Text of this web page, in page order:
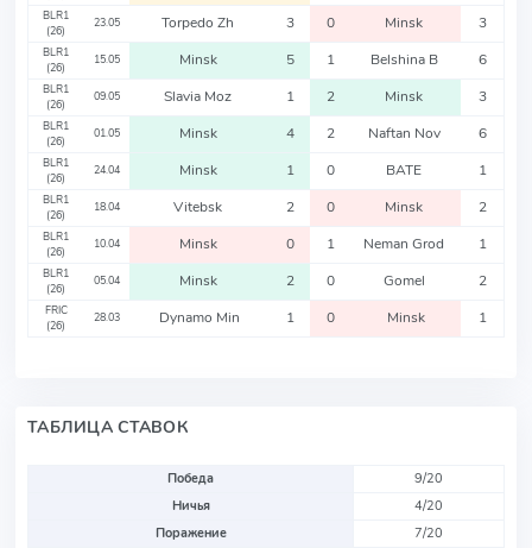
BLR1
(26)
23.05 Torpedo Zh 3 0 Minsk 3
BLR1
(26)
15.05 Minsk 5 1 Belshina B 6
BLR1
(26)
09.05 Slavia Moz 1 2 Minsk 3
BLR1
(26)
01.05 Minsk 4 2 Naftan Nov 6
BLR1
(26)
24.04 Minsk 1 0 BATE 1
BLR1
(26)
18.04 Vitebsk 2 0 Minsk 2
BLR1
(26)
10.04 Minsk 0 1 Neman Grod 1
BLR1
(26)
05.04 Minsk 2 0 Gomel 2
FRIC
(26)
28.03 Dynamo Min 1 0 Minsk 1
ТАБЛИЦА СТАВОК
Победа
9/20
Ничья
4/20
Поражение
7/20